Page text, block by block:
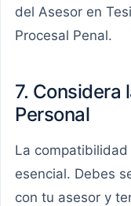
del Asesor en
Procesal Penal.
7. Considera
Personal
La
esencial. Debes
con tu asesor y